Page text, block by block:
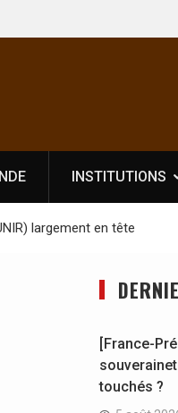
culturel Soldat Jahboy se
INSTITUTIONS
largement en tête
[France-
touchés ?